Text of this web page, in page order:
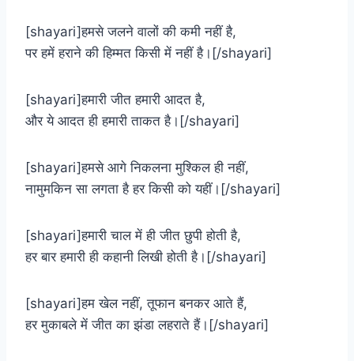
[shayari]हमसे जलने वालों की कमी नहीं है,
पर हमें हराने की हिम्मत किसी में नहीं है।[/shayari]
[shayari]हमारी जीत हमारी आदत है,
और ये आदत ही हमारी ताकत है।[/shayari]
[shayari]हमसे आगे निकलना मुश्किल ही नहीं,
नामुमकिन सा लगता है हर किसी को यहीं।[/shayari]
[shayari]हमारी चाल में ही जीत छुपी होती है,
हर बार हमारी ही कहानी लिखी होती है।[/shayari]
[shayari]हम खेल नहीं, तूफान बनकर आते हैं,
हर मुकाबले में जीत का झंडा लहराते हैं।[/shayari]